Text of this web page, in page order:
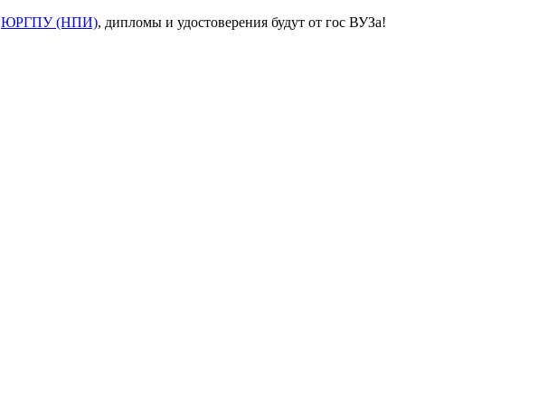
ЮРГПУ (НПИ), дипломы и удостоверения будут от гос ВУЗа!